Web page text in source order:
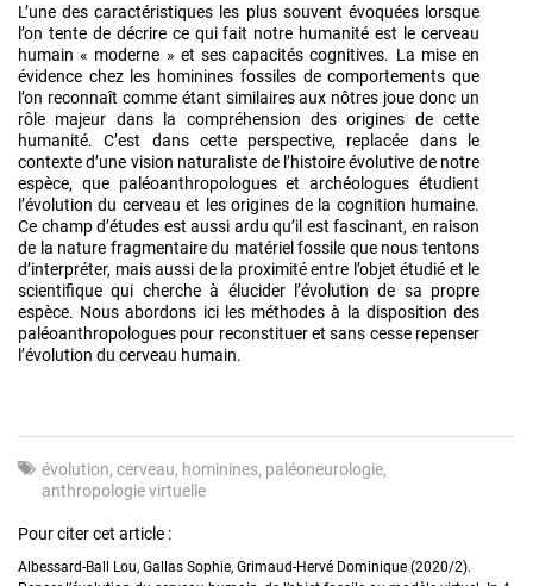
L’une des caractéristiques les plus souvent évoquées lorsque
l’on tente de décrire ce qui fait notre humanité est le cerveau
humain « moderne » et ses capacités cognitives. La mise en
évidence chez les hominines fossiles de comportements que
l’on reconnaît comme étant similaires aux nôtres joue donc un
rôle majeur dans la compréhension des origines de cette
humanité. C’est dans cette perspective, replacée dans le
contexte d’une vision naturaliste de l’histoire évolutive de notre
espèce, que paléoanthropologues et archéologues étudient
l’évolution du cerveau et les origines de la cognition humaine.
Ce champ d’études est aussi ardu qu’il est fascinant, en raison
de la nature fragmentaire du matériel fossile que nous tentons
d’interpréter, mais aussi de la proximité entre l’objet étudié et le
scientifique qui cherche à élucider l’évolution de sa propre
espèce. Nous abordons ici les méthodes à la disposition des
paléoanthropologues pour reconstituer et sans cesse repenser
l’évolution du cerveau humain.
évolution cerveau hominines paléoneurologie
anthropologie virtuelle
Pour citer cet article :
Albessard-Ball Lou, Gallas Sophie, Grimaud-Hervé Dominique (2020/2).